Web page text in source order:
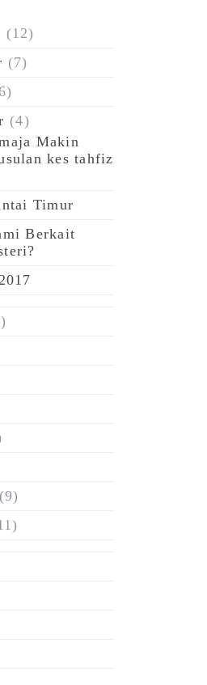
(12)
(7)
(4)
Makin
kes tahfiz
Timur
Berkait
(9)